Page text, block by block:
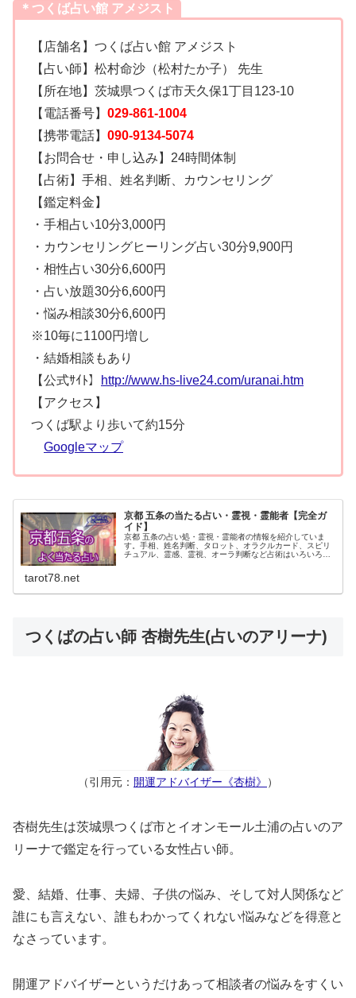
＊つくば占い館 アメジスト
【店舗名】つくば占い館 アメジスト
【占い師】松村命沙（松村たか子） 先生
【所在地】茨城県つくば市天久保1丁目123-10
【電話番号】 029-861-1004
【携帯電話】 090-9134-5074
【お問合せ・申し込み】24時間体制
【占術】手相、姓名判断、カウンセリング
【鑑定料金】
・手相占い10分3,000円
・カウンセリングヒーリング占い30分9,900円
・相性占い30分6,600円
・占い放題30分6,600円
・悩み相談30分6,600円
※10毎に1100円増し
・結婚相談もあり
【公式ｻｲﾄ】
http://www.hs-live24.com/uranai.htm
【アクセス】
つくば駅より歩いて約15分
Googleマップ
京都 五条の当たる占い・霊視・霊能者【完全ガ
イド】
京都 五条の占い処・霊視・霊能者の情報を紹介していま
す。手相、姓名判断、タロット、オラクルカード、スピリ
チュアル、霊感、霊視、オーラ判断など占術はいろいろ。
tarot78.net
つくばの占い師 杏樹先生(占いのアリーナ)
（引用元： 開運アドバイザー《杏樹》 ）
杏樹先生は茨城県つくば市とイオンモール土浦の占いのア
リーナで鑑定を行っている女性占い師。
愛、結婚、仕事、夫婦、子供の悩み、そして対人関係など
誰にも言えない、誰もわかってくれない悩みなどを得意と
なさっています。
開運アドバイザーというだけあって相談者の悩みをすくい